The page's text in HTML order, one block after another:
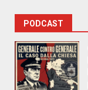
PODCAST